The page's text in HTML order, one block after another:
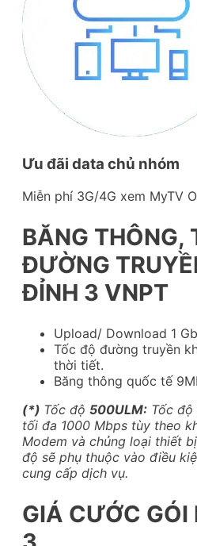
Ưu đãi data chủ nhóm
Miễn phí 3G/4G xem MyTV
BĂNG THÔNG,
ĐƯỜNG
ĐỈNH 3 VNPT
Upload/ Download 1
Tốc độ đường truyền
thời tiết.
Băng thông quốc tế
(*) Tốc độ 500ULM: Tốc
tối đa 1000 Mbps tùy theo
Modem và chủng loại thiết
độ sẽ phụ thuộc vào điều
cung cấp dịch vụ.
GIÁ CƯỚC GÓI